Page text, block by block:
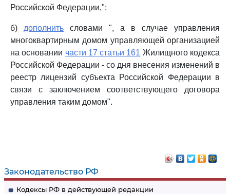
Законодательство РФ
Кодексы РФ в действующей редакции
Российской Федерации,";
б) дополнить словами ", а в случае управления
многоквартирным домом управляющей организацией
на основании части 17 статьи 161 Жилищного кодекса
Российской Федерации - со дня внесения изменений в
реестр лицензий субъекта Российской Федерации в
связи с заключением соответствующего договора
управления таким домом".